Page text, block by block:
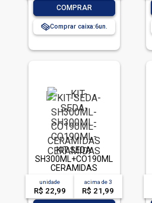
COMPRAR
Comprar caixa:6
KIT SEDA
SH300ML+CO190ML
CERAMIDAS
unidade
R$ 22,99
acima de3
R$ 21,99